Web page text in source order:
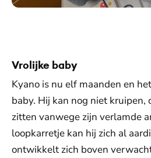
Vrolijke baby
Kyano is nu elf maanden en
baby. Hij kan nog niet kruipen,
zitten vanwege zijn verlamde
loopkarretje kan hij zich al
ontwikkelt zich boven